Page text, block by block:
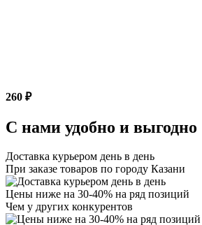
260 ₽
С нами удобно и выгодно
Доставка курьером день в день
При заказе товаров по городу Казани
Цены ниже на 30-40% на ряд позиций
Чем у других конкурентов